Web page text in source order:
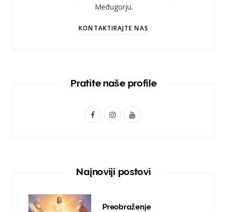
Međugorju.
KONTAKTIRAJTE NAS
Pratite naše profile
F
I
t
Y
T
Najnoviji postovi
Preobraženje